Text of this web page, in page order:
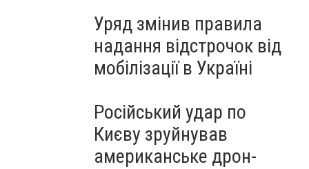
Уряд змінив правила
надання відстрочок від
мобілізації в Україні
Російський удар по
Києву зруйнував
американське дрон-